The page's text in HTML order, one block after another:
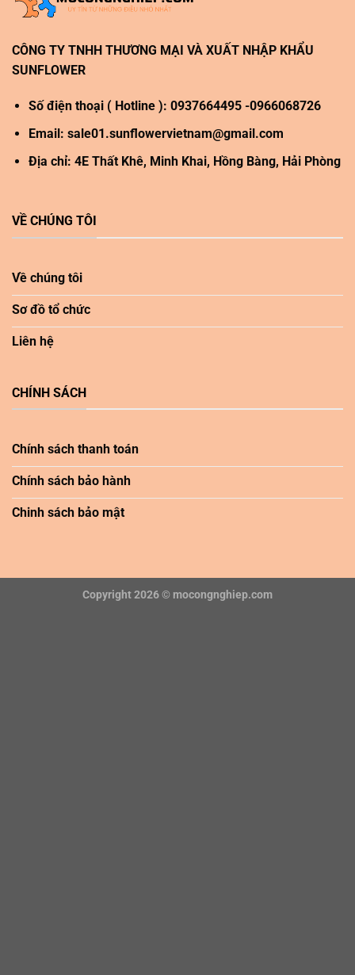
CÔNG TY TNHH THƯƠNG MẠI VÀ XUẤT NHẬP KHẨU
SUNFLOWER
Số điện thoại ( Hotline ): 0937664495 -0966068726
Email: sale01.sunflowervietnam@gmail.com
Địa chỉ: 4E Thất Khê, Minh Khai, Hồng Bàng, Hải Phòng
VỀ CHÚNG TÔI
Về chúng tôi
Sơ đồ tổ chức
Liên hệ
CHÍNH SÁCH
Chính sách thanh toán
Chính sách bảo hành
Chinh sách bảo mật
Copyright 2026 © mocongnghiep.com